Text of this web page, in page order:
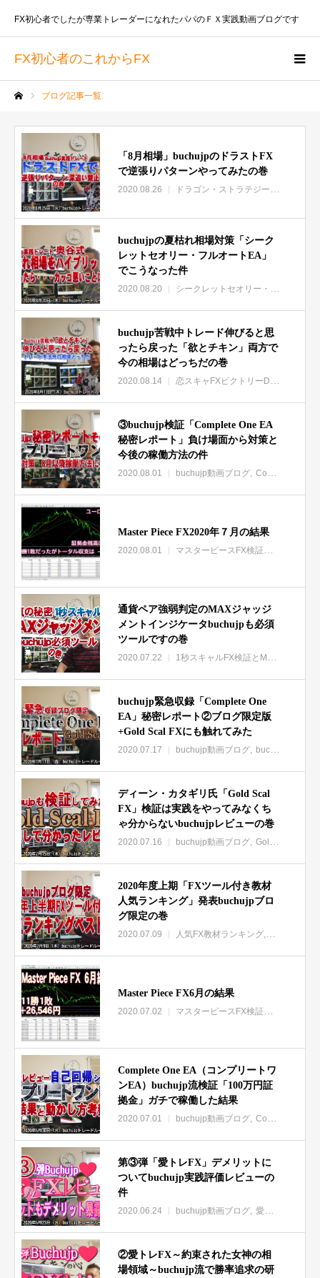
FX初心者のこれからFX
FX初心者でしたが専業トレーダーになれたパパのＦＸ実践動画ブログです
ブログ記事一覧
「8月相場」buchujpのドラストFX
で逆張りパターンやってみたの巻
2020.08.26 ドラゴン・ストラテジーFX
buchujpの夏枯れ相場対策「シーク
レットセオリー・フルオートEA」
でこうなった件
2020.08.20 シークレットセオリー・フルオートEAレビュー特集
buchujp苦戦中トレード伸びると思
ったら戻った「欲とチキン」両方で
今の相場はどっちだの巻
2020.08.14 恋スキャFXビクトリーDX特集
③buchujp検証「Complete One EA
秘密レポート」負け場面から対策と
今後の稼働方法の件
2020.08.01 buchujp動画ブログ Complete One EA（コンプリートワンEA）特集
Master Piece FX2020年７月の結果
2020.08.01 マスターピースFX検証実践レビューbuchujp動画
通貨ペア強弱判定のMAXジャッジ
メントインジケータbuchujpも必須
ツールですの巻
2020.07.22 1秒スキャルFX検証とMAX岩本最新手法レビュー
buchujp緊急収録「Complete One
EA」秘密レポート②ブログ限定版
+Gold Scal FXにも触れてみた
2020.07.17 buchujp動画ブログ buchujpブログ限定動画集
ディーン・カタギリ氏「Gold Scal
FX」検証は実践をやってみなくち
ゃ分からないbuchujpレビューの巻
2020.07.16 buchujp動画ブログ Gold Scal FX検証レビュー
2020年度上期「FXツール付き教材
人気ランキング」発表buchujpブロ
グ限定の巻
2020.07.09 人気FX教材ランキング buchujp動画
Master Piece FX6月の結果
2020.07.02 マスターピースFX検証実践レビューbuchujp動画
Complete One EA（コンプリートワ
ンEA）buchujp流検証「100万円証
拠金」ガチで稼働した結果
2020.07.01 buchujp動画ブログ Complete One EA（コンプリートワンEA）特集
第③弾「愛トレFX」デメリットに
ついてbuchujp実践評価レビューの
件
2020.06.24 buchujp動画ブログ 愛トレFX「約束された女神の相場領域」buchujpレビュー
②愛トレFX～約束された女神の相
場領域～buchujp流で勝率追求の研